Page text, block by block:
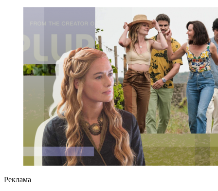
Реклама